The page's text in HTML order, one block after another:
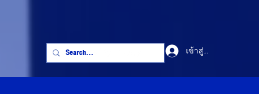
เข้าสู่ระบบ